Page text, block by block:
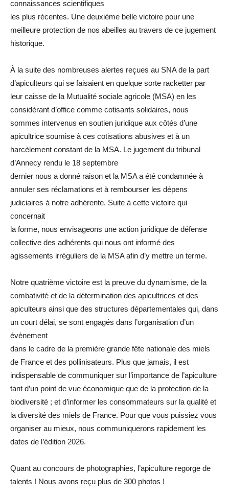
connaissances scientifiques
les plus récentes. Une deuxième belle victoire pour une
meilleure protection de nos abeilles au travers de ce jugement
historique.
À la suite des nombreuses alertes reçues au SNA de la part
d’apiculteurs qui se faisaient en quelque sorte racketter par
leur caisse de la Mutualité sociale agricole (MSA) en les
considérant d’office comme cotisants solidaires, nous
sommes intervenus en soutien juridique aux côtés d’une
apicultrice soumise à ces cotisations abusives et à un
harcèlement constant de la MSA. Le jugement du tribunal
d’Annecy rendu le 18 septembre
dernier nous a donné raison et la MSA a été condamnée à
annuler ses réclamations et à rembourser les dépens
judiciaires à notre adhérente. Suite à cette victoire qui
concernait
la forme, nous envisageons une action juridique de défense
collective des adhérents qui nous ont informé des
agissements irréguliers de la MSA afin d’y mettre un terme.
Notre quatrième victoire est la preuve du dynamisme, de la
combativité et de la détermination des apicultrices et des
apiculteurs ainsi que des structures départementales qui, dans
un court délai, se sont engagés dans l’organisation d’un
évènement
dans le cadre de la première grande fête nationale des miels
de France et des pollinisateurs. Plus que jamais, il est
indispensable de communiquer sur l’importance de l’apiculture
tant d’un point de vue économique que de la protection de la
biodiversité ; et d’informer les consommateurs sur la qualité et
la diversité des miels de France. Pour que vous puissiez vous
organiser au mieux, nous communiquerons rapidement les
dates de l’édition 2026.
Quant au concours de photographies, l’apiculture regorge de
talents ! Nous avons reçu plus de 300 photos !